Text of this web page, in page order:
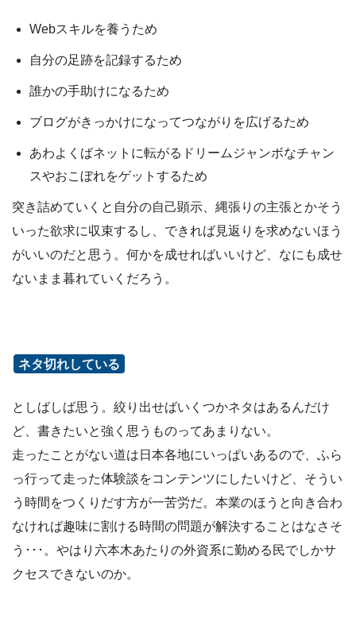
Webスキルを養うため
自分の足跡を記録するため
誰かの手助けになるため
ブログがきっかけになってつながりを広げるため
あわよくばネットに転がるドリームジャンボなチャン
スやおこぼれをゲットするため
突き詰めていくと自分の自己顕示、縄張りの主張とかそう
いった欲求に収束するし、できれば見返りを求めないほう
がいいのだと思う。何かを成せればいいけど、なにも成せ
ないまま暮れていくだろう。
ネタ切れしている
としばしば思う。絞り出せばいくつかネタはあるんだけ
ど、書きたいと強く思うものってあまりない。
走ったことがない道は日本各地にいっぱいあるので、ふら
っ行って走った体験談をコンテンツにしたいけど、そうい
う時間をつくりだす方が一苦労だ。本業のほうと向き合わ
なければ趣味に割ける時間の問題が解決することはなさそ
う･･･。やはり六本木あたりの外資系に勤める民でしかサ
クセスできないのか。